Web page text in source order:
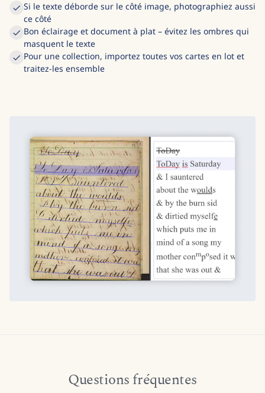
Si le texte déborde sur le côté image, photographiez aussi
ce côté
Bon éclairage et document à plat – évitez les ombres qui
masquent le texte
Pour une collection, importez toutes vos cartes en lot et
traitez-les ensemble
Questions fréquentes